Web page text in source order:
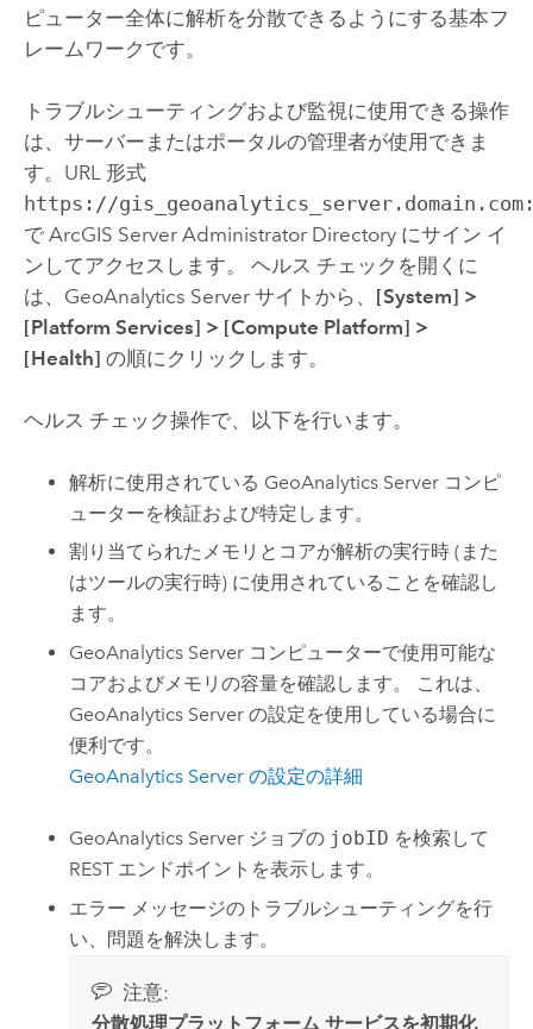
ピューター全体に解析を分散できるようにする基本フ
レームワークです。
トラブルシューティングおよび監視に使用できる操作
は、サーバーまたはポータルの管理者が使用できま
す。URL 形式
https://
で ArcGIS ServerAdministrator Directory にサイン イ
ンしてアクセスします。 ヘルス チェックを開くに
は、 GeoAnalytics Serverサイトから、 [System] >
[Platform Services] > [Compute Platform] >
[Health] の順にクリックします。
ヘルス チェック操作で、以下を行います。
解析に使用されている GeoAnalytics Server コンピ
ューターを検証および特定します。
割り当てられたメモリとコアが解析の実行時 (また
はツールの実行時) に使用されていることを確認し
ます。
GeoAnalytics Server コンピューターで使用可能な
コアおよびメモリの容量を確認します。 これは、
GeoAnalytics Server の設定を使用している場合に
便利です。
GeoAnalytics Server の設定の詳細
GeoAnalytics Server ジョブの jobID を検索して
REST エンドポイントを表示します。
エラー メッセージのトラブルシューティングを行
い、問題を解決します。
注意:
分散処理プラットフォーム サービスを初期化